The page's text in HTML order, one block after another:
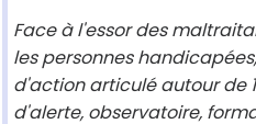
Face à l'essor des
les personnes
d'action articulé autour de
d'alerte, observatoire,